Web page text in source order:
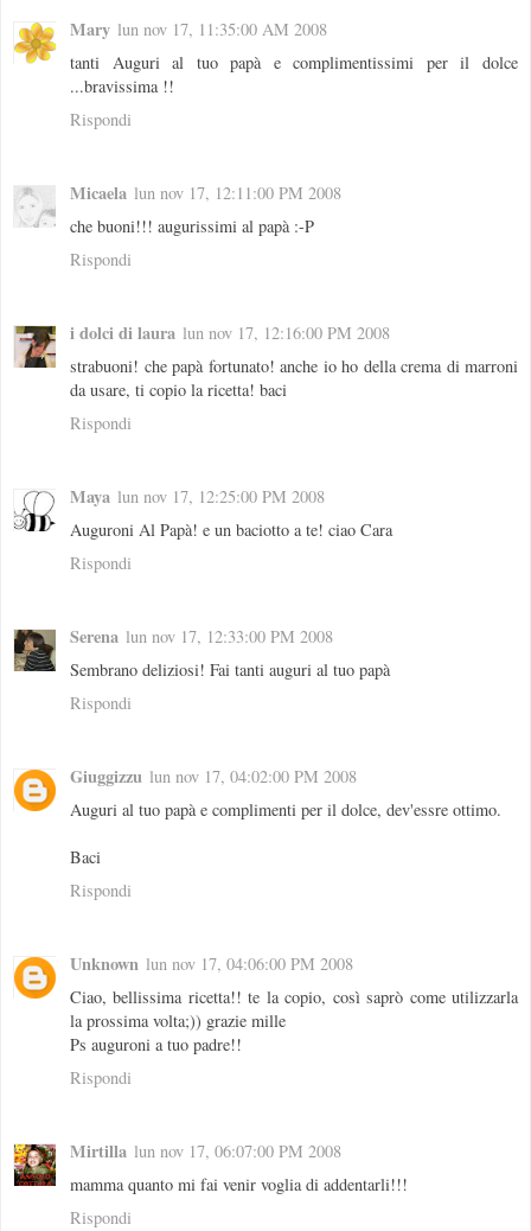
Mary lun nov 17, 11:35:00 AM 2008
tanti Auguri al tuo papà e complimentissimi per il dolce
...bravissima !!
Rispondi
Micaela lun nov 17, 12:11:00 PM 2008
che buoni!!! augurissimi al papà :-P
Rispondi
i dolci di laura lun nov 17, 12:16:00 PM 2008
strabuoni! che papà fortunato! anche io ho della crema di marroni
da usare, ti copio la ricetta! baci
Rispondi
Maya lun nov 17, 12:25:00 PM 2008
Auguroni Al Papà! e un baciotto a te! ciao Cara
Rispondi
Serena lun nov 17, 12:33:00 PM 2008
Sembrano deliziosi! Fai tanti auguri al tuo papà
Rispondi
Giuggizzu lun nov 17, 04:02:00 PM 2008
Auguri al tuo papà e complimenti per il dolce, dev'essre ottimo.
Baci
Rispondi
Unknown lun nov 17, 04:06:00 PM 2008
Ciao, bellissima ricetta!! te la copio, così saprò come utilizzarla
la prossima volta;)) grazie mille
Ps auguroni a tuo padre!!
Rispondi
Mirtilla lun nov 17, 06:07:00 PM 2008
mamma quanto mi fai venir voglia di addentarli!!!
Rispondi